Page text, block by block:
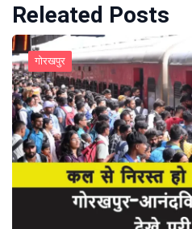
Releated Posts
गोरखपुर